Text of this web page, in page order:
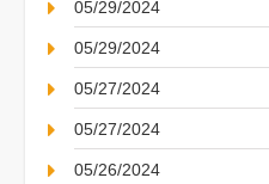
05/29/2024
05/29/2024
05/27/2024
05/27/2024
05/26/2024